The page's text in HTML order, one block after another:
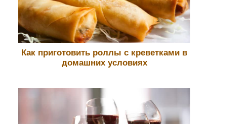
Как приготовить роллы с креветками в
домашних условиях